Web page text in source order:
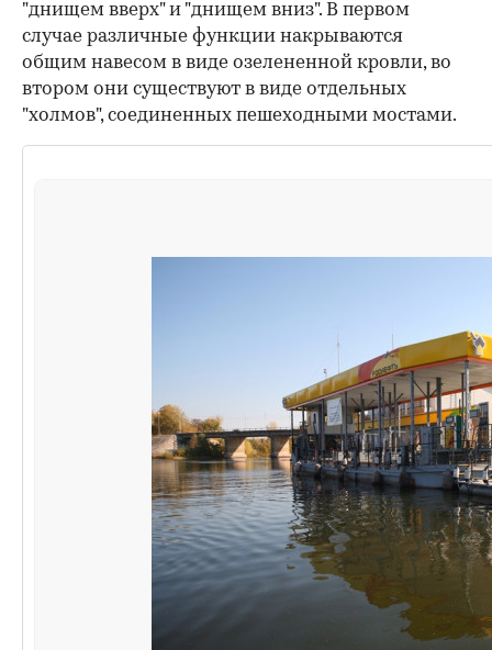
"днищем вверх" и "днищем вниз". В первом
случае различные функции накрываются
общим навесом в виде озелененной кровли, во
втором они существуют в виде отдельных
"холмов", соединенных пешеходными мостами.